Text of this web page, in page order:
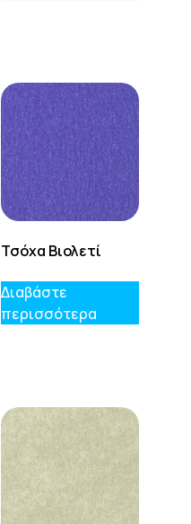
Τσόχα Βιολετί
Διαβάστε
περισσότερα